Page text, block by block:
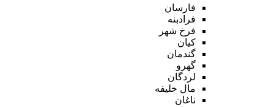
فارسان
فرادبنه
فرخ شهر
کیان
گندمان
گهرو
لردگان
مال خلیفه
ناغان